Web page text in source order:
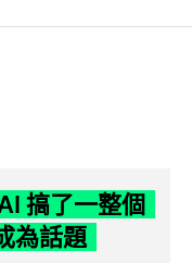
搞了一整個
為話題